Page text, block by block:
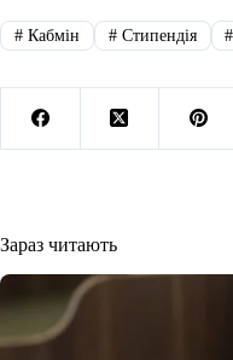
#Кабмін #Стипендія #
Зараз читають